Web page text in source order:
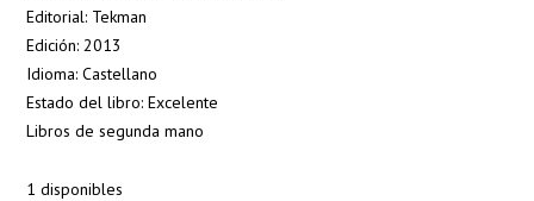
Editorial: Tekman
Edición: 2013
Idioma: Castellano
Estado del libro: Excelente
Libros de segunda mano
1 disponibles